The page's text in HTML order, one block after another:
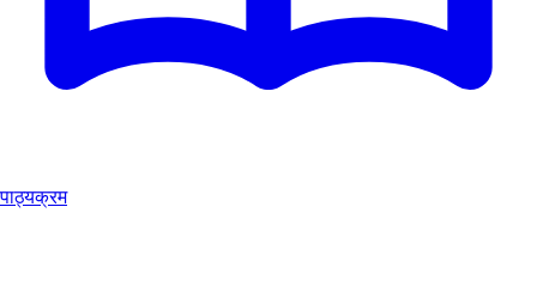
पाठ्यक्रम